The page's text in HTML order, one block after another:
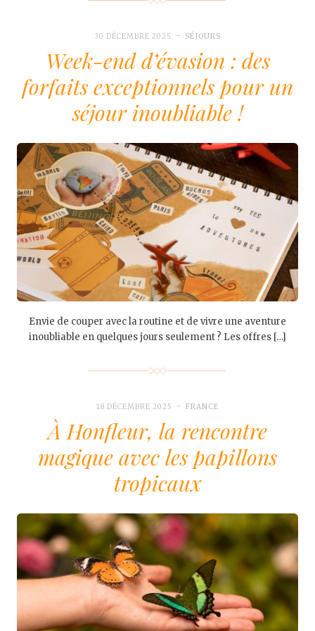
30 DÉCEMBRE 2025 SÉJOURS
Week-end d’évasion : des
forfaits exceptionnels pour un
séjour inoubliable !
Envie de couper avec la routine et de vivre une aventure
inoubliable en quelques jours seulement ? Les offres […]
18 DÉCEMBRE 2025 FRANCE
À Honfleur, la rencontre
magique avec les papillons
tropicaux